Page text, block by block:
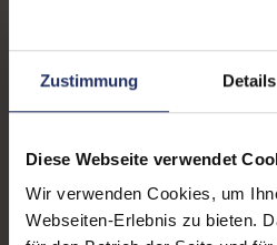
Zustimmung Details
Diese Webseite verwendet
Wir verwenden Cookies, um
Webseiten-Erlebnis zu bieten.
Arbeitsspeicher: 8
Grafikkarte:
Grafikkartenspeicher: 4
Webcam: Ja